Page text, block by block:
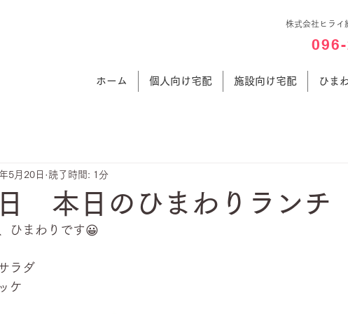
株式会社ヒラ
ホーム 個人向け宅配 施設向け宅配 ひま
本日のひまわりランチ
5月20日 読了時間: 1分
ひまわりです😀
ラダ
ケ